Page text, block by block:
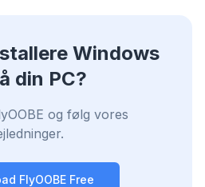
Windows
din PC?
og følg vores
FlyOOBE Free